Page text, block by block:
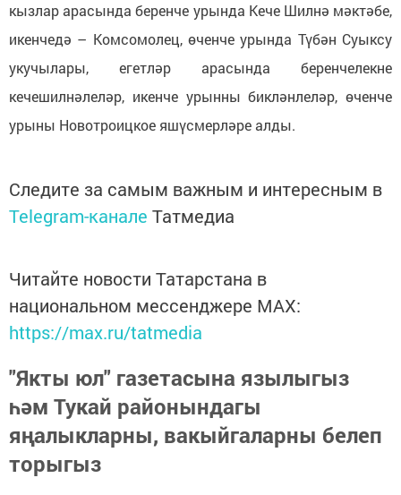
кызлар арасында беренче урында Кече Шилнә мәктәбе,
икенчедә – Комсомолец, өченче урында Түбән Суыксу
укучылары, егетләр арасында беренчелекне
кечешилнәлеләр, икенче урынны бикләнлеләр, өченче
урыны Новотроицкое яшүсмерләре алды.
Следите за самым важным и интересным в
Telegram-канале Татмедиа
Читайте новости Татарстана в
национальном мессенджере MАХ:
https://max.ru/tatmedia
"Якты юл" газетасына язылыгыз
һәм Тукай районындагы
яңалыкларны, вакыйгаларны белеп
торыгыз